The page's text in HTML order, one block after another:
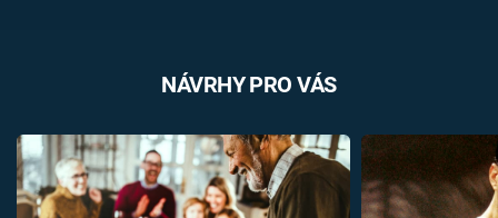
NÁVRHY PRO VÁS